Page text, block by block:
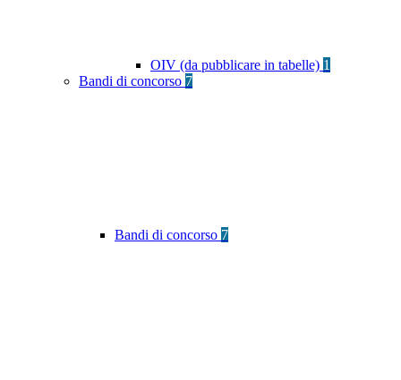
OIV (da pubblicare in tabelle) 1
Bandi di concorso 7
Bandi di concorso 7